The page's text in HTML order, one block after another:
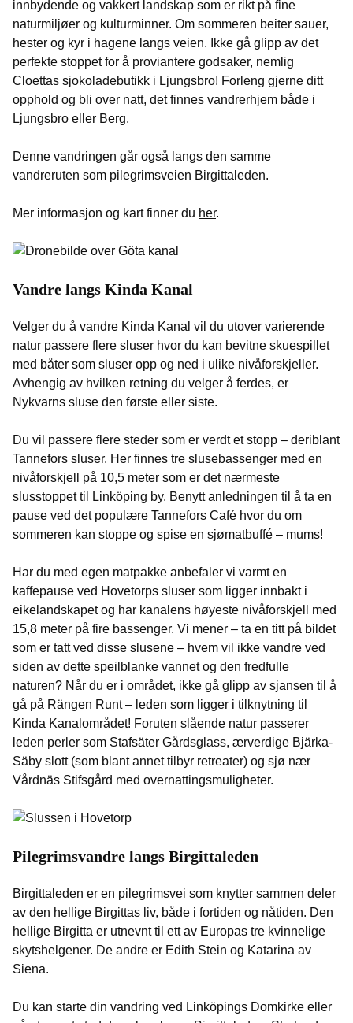
innbydende og vakkert landskap som er rikt på fine
naturmiljøer og kulturminner. Om sommeren beiter sauer,
hester og kyr i hagene langs veien. Ikke gå glipp av det
perfekte stoppet for å proviantere godsaker, nemlig
Cloettas sjokoladebutikk i Ljungsbro! Forleng gjerne ditt
opphold og bli over natt, det finnes vandrerhjem både i
Ljungsbro eller Berg.
Denne vandringen går også langs den samme
vandreruten som pilegrimsveien Birgittaleden.
Mer informasjon og kart finner du her.
Vandre langs Kinda Kanal
Velger du å vandre Kinda Kanal vil du utover varierende
natur passere flere sluser hvor du kan bevitne skuespillet
med båter som sluser opp og ned i ulike nivåforskjeller.
Avhengig av hvilken retning du velger å ferdes, er
Nykvarns sluse den første eller siste.
Du vil passere flere steder som er verdt et stopp – deriblant
Tannefors sluser. Her finnes tre slusebassenger med en
nivåforskjell på 10,5 meter som er det nærmeste
slusstoppet til Linköping by. Benytt anledningen til å ta en
pause ved det populære Tannefors Café hvor du om
sommeren kan stoppe og spise en sjømatbuffé – mums!
Har du med egen matpakke anbefaler vi varmt en
kaffepause ved Hovetorps sluser som ligger innbakt i
eikelandskapet og har kanalens høyeste nivåforskjell med
15,8 meter på fire bassenger. Vi mener – ta en titt på bildet
som er tatt ved disse slusene – hvem vil ikke vandre ved
siden av dette speilblanke vannet og den fredfulle
naturen? Når du er i området, ikke gå glipp av sjansen til å
gå på Rängen Runt – leden som ligger i tilknytning til
Kinda Kanalområdet! Foruten slående natur passerer
leden perler som Stafsäter Gårdsglass, ærverdige Bjärka-
Säby slott (som blant annet tilbyr retreater) og sjø nær
Vårdnäs Stifsgård med overnattingsmuligheter.
Pilegrimsvandre langs Birgittaleden
Birgittaleden er en pilegrimsvei som knytter sammen deler
av den hellige Birgittas liv, både i fortiden og nåtiden. Den
hellige Birgitta er utnevnt til ett av Europas tre kvinnelige
skytshelgener. De andre er Edith Stein og Katarina av
Siena.
Du kan starte din vandring ved Linköpings Domkirke eller